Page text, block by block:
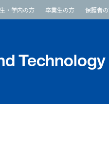
・学内の方 卒業生の方 保護者
Technology